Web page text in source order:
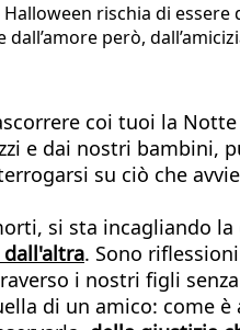
rischia di
però,
coi tuoi la
e dai nostri bambini,
su ciò che
si sta incagliando la
. Sono
i nostri figli
di un amico: come è